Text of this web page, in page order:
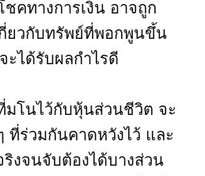
ชคทางการเงิน อาจถูก
ยวกับทรัพย์ที่พอกพูนขึ้น
ะได้รับผลกำไรดี
มโนไว้กับหุ้นส่วนชีวิต จะ
ที่ร่วมกันคาดหวังไว้ และ
งจนจับต้องได้บางส่วน